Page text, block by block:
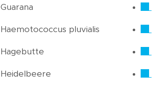
Guarana
Haemotococcus pluvialis
Hagebutte
Heidelbeere